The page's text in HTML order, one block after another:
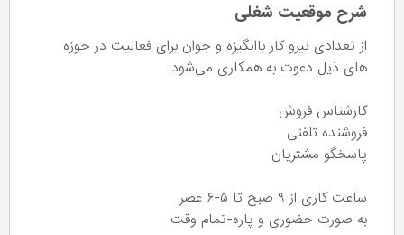
شرح موقعیت شغلی
از تعدادی نیرو کار باانگیزه و جوان برای فعالیت در حوزه
های ذیل دعوت به همکاری می‌شود:
کارشناس فروش
فروشنده تلفنی
پاسخگو مشتریان
ساعت کاری از ۹ صبح تا ۵-۶ عصر
به صورت حضوری و پاره-تمام وقت